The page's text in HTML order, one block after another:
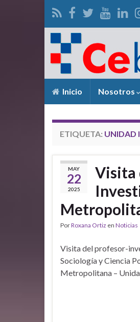
Inicio Nosotros
ETIQUETA: UNIDAD
MAY
22
2025
Visita
PorRoxana Ortiz en Noticias
Visita del profesor-
Sociología y Ciencia
Metropolitana –